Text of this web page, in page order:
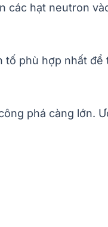
các hạt neutron
tố phù hợp nhất để
phá càng lớn.